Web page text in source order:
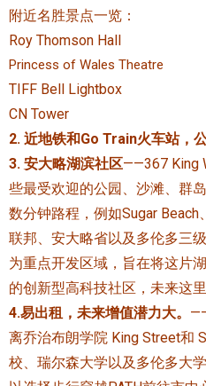
附近名胜景点一览：
Roy Thomson Hall
Princess of Wales Theatre
TIFF Bell Lightbox
CN Tower
2. 近地铁和Go Train火车站，
3. 安大略湖滨社区——367 King
些最受欢迎的公园、沙滩、群
数分钟路程，例如Sugar Beach
联邦、安大略省以及多伦多三
为重点开发区域，旨在将这片
的创新型高科技社区，未来这
4.易出租，未来增值潜力大。
离乔治布朗学院 King Street和
校、瑞尔森大学以及多伦多大